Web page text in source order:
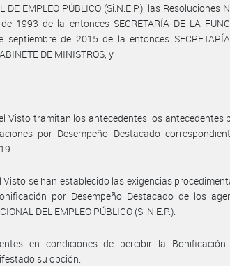
EMPLEO PÚBLICO (Si.N.E.P.), las Resoluciones
1993 de la entonces SECRETARÍA DE LA
de 2015 de la entonces
DE MINISTROS, y
Visto tramitan los antecedentes los antecedentes
por Desempeño Destacado
se han establecido las exigencias
por Desempeño Destacado de los
DEL EMPLEO PÚBLICO (Si.N.E.P.).
en condiciones de percibir la Bonificación
su opción.